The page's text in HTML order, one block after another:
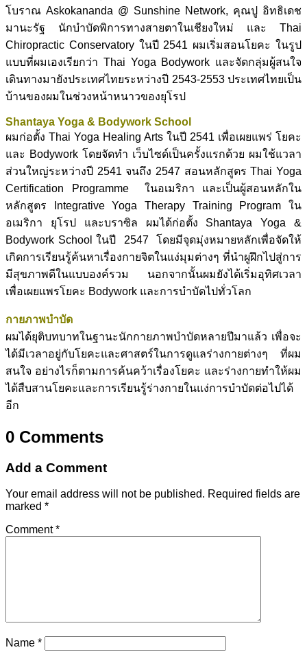
โบราณ Askokananda @ Sunshine Network, คุณปู อิทธิเดช
มานะรัฐ นักบำบัดพิการทางสายตาในเชียงใหม่ และ Thai
Chiropractic Conservatory ในปี 2541 ผมเริ่มสอนโยคะ ในรูป
แบบที่ผมเองเรียกว่า Thai Yoga Bodywork และจัดกลุ่มผู้สนใจ
เดินทางมายังประเทศไทยระหว่างปี 2543-2553 ประเทศไทยเป็น
บ้านของผมในช่วงหน้าหนาวของยุโรป
Shantaya Yoga & Bodywork School
ผมก่อตั้ง Thai Yoga Healing Arts ในปี 2541 เพื่อเผยแพร่ โยคะ
และ Bodywork โดยจัดทำ เว็บไซด์เป็นครั้งแรกด้วย ผมใช้แวลา
ส่วนใหญ่ระหว่างปี 2541 จนถึง 2547 สอนหลักสูตร Thai Yoga
Certification Programme ในอเมริกา และเป็นผู้สอนหลักใน
หลักสูตร Integrative Yoga Therapy Training Program ใน
อเมริกา ยุโรป และบราซิล ผมได้ก่อตั้ง Shantaya Yoga &
Bodywork School ในปี 2547 โดยมีจุดมุ่งหมายหลักเพื่อจัดให้
เกิดการเรียนรู้ค้นหาเรื่องกายจิตในแง่มุมต่างๆ ที่นำผูฝึกไปสู่การ
มีสุขภาพดีในแบบองค์รวม นอกจากนั้นผมยังได้เริ่มอุทิศเวลา
เพื่อเผยแพรโยคะ Bodywork และการบำบัดไปทั่วโลก
กายภาพบำบัด
ผมได้ยุติบทบาทในฐานะนักกายภาพบำบัดหลายปีมาแล้ว เพื่อจะ
ได้มีเวลาอยู่กับโยคะและศาสตร์ในการดูแลร่างกายต่างๆ ที่ผม
สนใจ อย่างไรก็ตามการค้นคว้าเรื่องโยคะ และร่างกายทำให้ผม
ได้สืบสานโยคะและการเรียนรู้ร่างกายในแง่การบำบัดต่อไปได้
อีก
0 Comments
Add a Comment
Your email address will not be published. Required fields are
marked *
Comment*
Name *